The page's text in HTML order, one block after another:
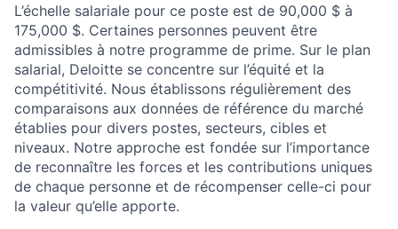
L’échelle salariale pour ce poste est de 90,000 $ à
175,000 $. Certaines personnes peuvent être
admissibles à notre programme de prime. Sur le plan
salarial, Deloitte se concentre sur l’équité et la
compétitivité. Nous établissons régulièrement des
comparaisons aux données de référence du marché
établies pour divers postes, secteurs, cibles et
niveaux. Notre approche est fondée sur l’importance
de reconnaître les forces et les contributions uniques
de chaque personne et de récompenser celle-ci pour
la valeur qu’elle apporte.